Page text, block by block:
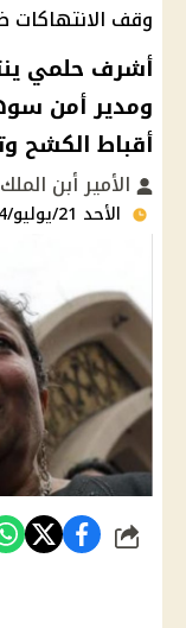
وقف الانتهاكات
أشرف حلمي
ومدير أمن
أقباط الكشح
الأمير أبن الملك
الأحد 21/يوليو/2024 - 11:35 م
شارك